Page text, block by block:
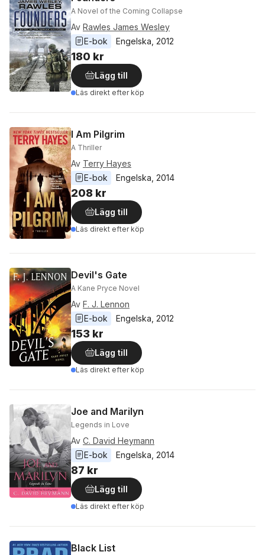
A Novel of the Coming Collapse
Av Rawles James Wesley
E-bok
Engelska 2012
180 kr
Lägg till
Läs direkt efter köp
I Am Pilgrim
A Thriller
Av Terry Hayes
E-bok
Engelska 2014
208 kr
Lägg till
Läs direkt efter köp
Devil's Gate
A Kane Pryce Novel
Av F. J. Lennon
E-bok
Engelska 2012
153 kr
Lägg till
Läs direkt efter köp
Joe and Marilyn
Legends in Love
Av C. David Heymann
E-bok
Engelska 2014
87 kr
Lägg till
Läs direkt efter köp
Black List